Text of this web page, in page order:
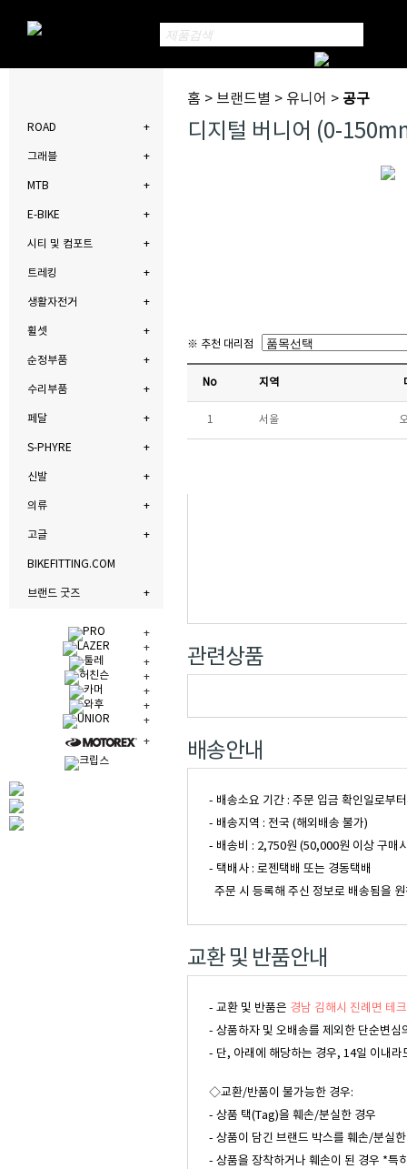
ROAD
그래블
MTB
E-BIKE
시티 및 컴포트
트레킹
생활자전거
휠셋
순정부품
수리부품
페달
S-PHYRE
신발
의류
고글
BIKEFITTING.COM
브랜드 굿즈
홈 > 브랜드별 > 유니어 > 공구
디지털 버니어 (0-
※ 추천 대리점
No 지역
1 서울
관련상품
배송안내
- 배송소요 기간 : 주문 입금 확인일로부
- 배송지역 : 전국 (해외배송 불가)
- 배송비 : 2,750원 (50,000원 이상 구매
- 택배사 : 로젠택배 또는 경동택배
주문 시 등록해 주신 정보로 배송됨을
교환 및 반품안내
- 교환 및 반품은 경남 김해시 진례면 테
- 상품하자 및 오배송를 제외한 단순변
- 단, 아래에 해당하는 경우, 14일 이내
◇교환/반품이 불가능한 경우:
- 상품 택(Tag)을 훼손/분실한 경우
- 상품이 담긴 브랜드 박스를 훼손/분실
- 상품을 장착하거나 훼손이 된 경우 *특